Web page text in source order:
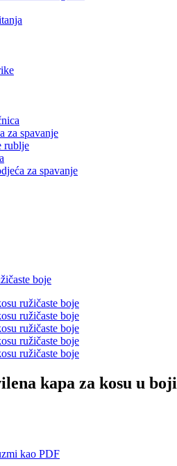
za spavanje
rublje
za spavanje
kapa za kosu u
kao PDF